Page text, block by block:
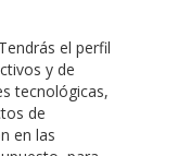
el perfil
y de
tecnológicas,
de
en las